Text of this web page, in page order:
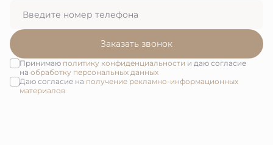
Заказать звонок
Принимаю политику конфиденциальности и даю согласие
на обработку персональных данных
Даю согласие на получение рекламно-информационных
материалов